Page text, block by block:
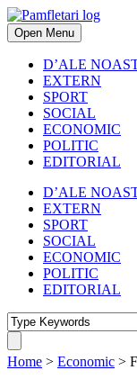
Open Menu
D’ALE
EXTERN
SPORT
SOCIAL
ECONOMIC
POLITIC
EDITORIAL
D’ALE
EXTERN
SPORT
SOCIAL
ECONOMIC
POLITIC
EDITORIAL
Home > Economic >